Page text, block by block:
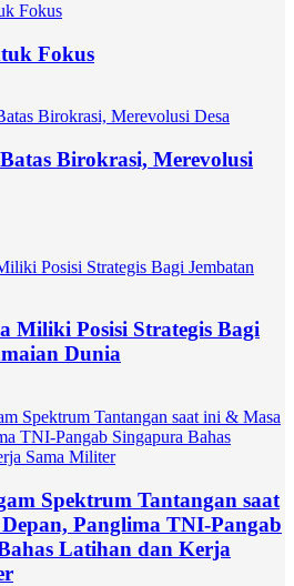
Fokus
Birokrasi, Merevolusi
Miliki Posisi Strategis Bagi
Dunia
Spektrum Tantangan saat
Panglima TNI-Pangab
Latihan dan Kerja